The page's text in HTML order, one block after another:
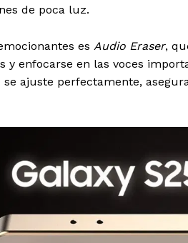
Yucatán
de poca luz.
es Audio Eraser,
y enfocarse en las voces
ajuste perfectamente,